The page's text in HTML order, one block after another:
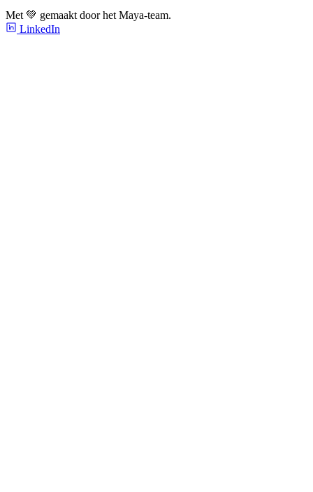
Met 💚 gemaakt door het Maya-team.
LinkedIn